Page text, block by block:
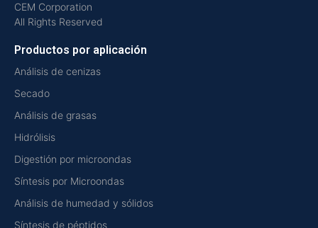
CEM Corporation
All Rights Reserved
Productos por aplicación
Análisis de cenizas
Secado
Análisis de grasas
Hidrólisis
Digestión por microondas
Síntesis por Microondas
Análisis de humedad y sólidos
Síntesis de péptidos